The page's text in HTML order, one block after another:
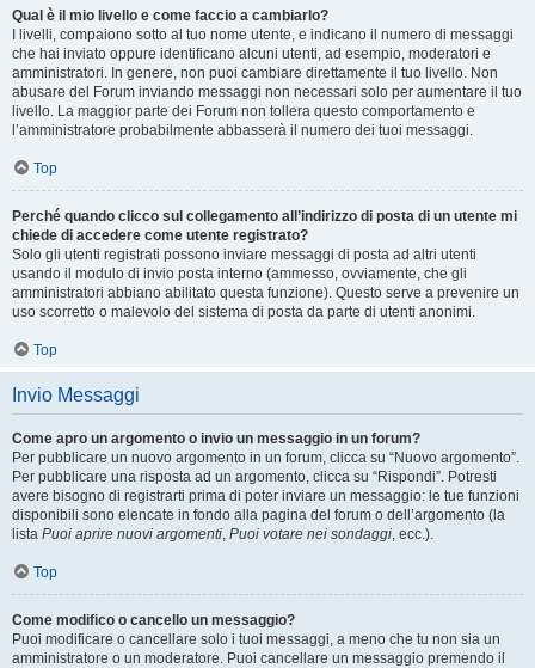
Qual è il mio livello e come faccio a cambiarlo?
I livelli, compaiono sotto al tuo nome utente, e indicano il numero di messaggi
che hai inviato oppure identificano alcuni utenti, ad esempio, moderatori e
amministratori. In genere, non puoi cambiare direttamente il tuo livello. Non
abusare del Forum inviando messaggi non necessari solo per aumentare il tuo
livello. La maggior parte dei Forum non tollera questo comportamento e
l’amministratore probabilmente abbasserà il numero dei tuoi messaggi.
Top
Perché quando clicco sul collegamento all’indirizzo di posta di un utente mi
chiede di accedere come utente registrato?
Solo gli utenti registrati possono inviare messaggi di posta ad altri utenti
usando il modulo di invio posta interno (ammesso, ovviamente, che gli
amministratori abbiano abilitato questa funzione). Questo serve a prevenire un
uso scorretto o malevolo del sistema di posta da parte di utenti anonimi.
Top
Invio Messaggi
Come apro un argomento o invio un messaggio in un forum?
Per pubblicare un nuovo argomento in un forum, clicca su “Nuovo argomento”.
Per pubblicare una risposta ad un argomento, clicca su “Rispondi”. Potresti
avere bisogno di registrarti prima di poter inviare un messaggio: le tue funzioni
disponibili sono elencate in fondo alla pagina del forum o dell’argomento (la
lista Puoi aprire nuovi argomenti, Puoi votare nei sondaggi, ecc.).
Top
Come modifico o cancello un messaggio?
Puoi modificare o cancellare solo i tuoi messaggi, a meno che tu non sia un
amministratore o un moderatore. Puoi cancellare un messaggio premendo il